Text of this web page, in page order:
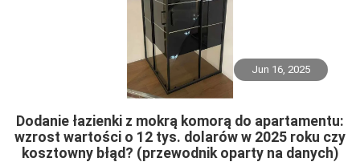
Jun 16, 2025
Dodanie łazienki z mokrą komorą do apartamentu:
wzrost wartości o 12 tys. dolarów w 2025 roku czy
kosztowny błąd? (przewodnik oparty na danych)